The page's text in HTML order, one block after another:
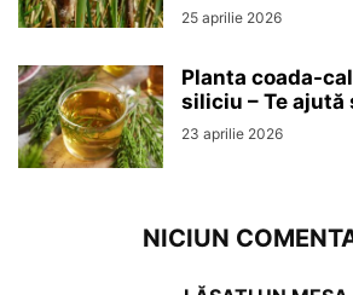
25 aprilie 2026
Planta coada-
siliciu – Te ajută
23 aprilie 2026
NICIUN